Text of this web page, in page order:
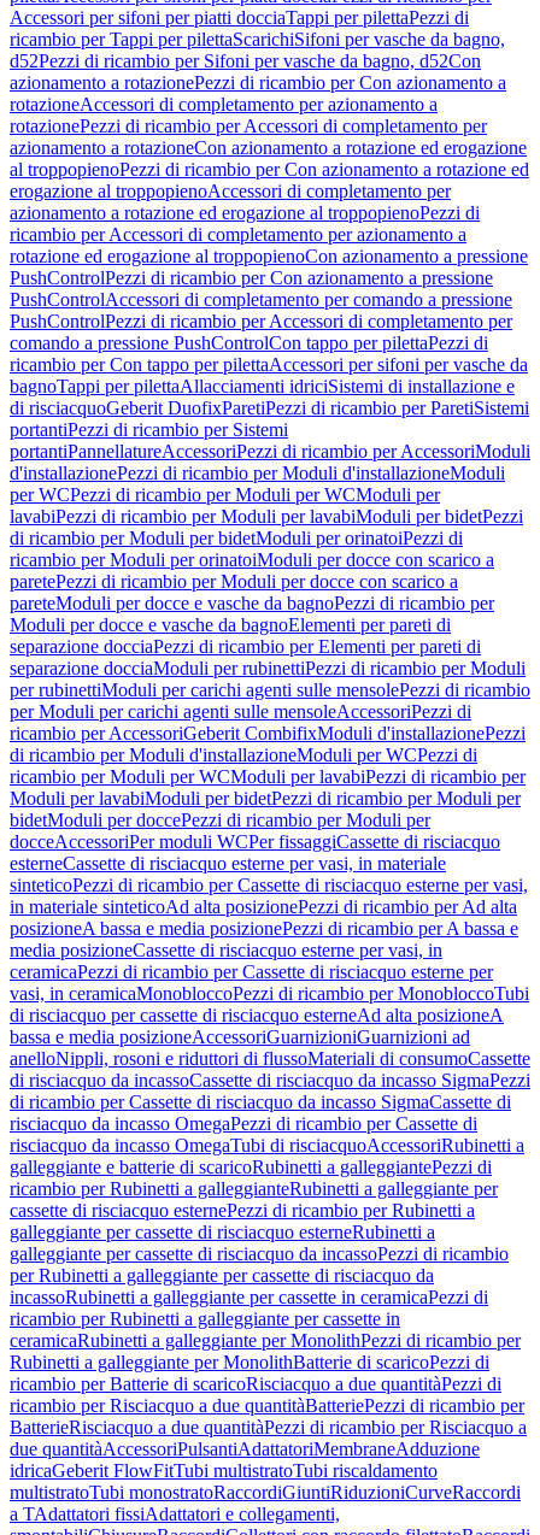
Accessori per sifoni per piatti docciaTappi per pilettaPezzi di
ricambio per Tappi per pilettaScarichiSifoni per vasche da bagno,
d52Pezzi di ricambio per Sifoni per vasche da bagno, d52Con
azionamento a rotazionePezzi di ricambio per Con azionamento a
rotazioneAccessori di completamento per azionamento a
rotazionePezzi di ricambio per Accessori di completamento per
azionamento a rotazioneCon azionamento a rotazione ed erogazione
al troppopienoPezzi di ricambio per Con azionamento a rotazione ed
erogazione al troppopienoAccessori di completamento per
azionamento a rotazione ed erogazione al troppopienoPezzi di
ricambio per Accessori di completamento per azionamento a
rotazione ed erogazione al troppopienoCon azionamento a pressione
PushControlPezzi di ricambio per Con azionamento a pressione
PushControlAccessori di completamento per comando a pressione
PushControlPezzi di ricambio per Accessori di completamento per
comando a pressione PushControlCon tappo per pilettaPezzi di
ricambio per Con tappo per pilettaAccessori per sifoni per vasche da
bagnoTappi per pilettaAllacciamenti idriciSistemi di installazione e
di risciacquoGeberit DuofixParetiPezzi di ricambio per ParetiSistemi
portantiPezzi di ricambio per Sistemi
portantiPannellatureAccessoriPezzi di ricambio per AccessoriModuli
d'installazionePezzi di ricambio per Moduli d'installazioneModuli
per WCPezzi di ricambio per Moduli per WCModuli per
lavabiPezzi di ricambio per Moduli per lavabiModuli per bidetPezzi
di ricambio per Moduli per bidetModuli per orinatoiPezzi di
ricambio per Moduli per orinatoiModuli per docce con scarico a
paretePezzi di ricambio per Moduli per docce con scarico a
pareteModuli per docce e vasche da bagnoPezzi di ricambio per
Moduli per docce e vasche da bagnoElementi per pareti di
separazione docciaPezzi di ricambio per Elementi per pareti di
separazione docciaModuli per rubinettiPezzi di ricambio per Moduli
per rubinettiModuli per carichi agenti sulle mensolePezzi di ricambio
per Moduli per carichi agenti sulle mensoleAccessoriPezzi di
ricambio per AccessoriGeberit CombifixModuli d'installazionePezzi
di ricambio per Moduli d'installazioneModuli per WCPezzi di
ricambio per Moduli per WCModuli per lavabiPezzi di ricambio per
Moduli per lavabiModuli per bidetPezzi di ricambio per Moduli per
bidetModuli per doccePezzi di ricambio per Moduli per
docceAccessoriPer moduli WCPer fissaggiCassette di risciacquo
esterneCassette di risciacquo esterne per vasi, in materiale
sinteticoPezzi di ricambio per Cassette di risciacquo esterne per vasi,
in materiale sinteticoAd alta posizionePezzi di ricambio per Ad alta
posizioneA bassa e media posizionePezzi di ricambio per A bassa e
media posizioneCassette di risciacquo esterne per vasi, in
ceramicaPezzi di ricambio per Cassette di risciacquo esterne per
vasi, in ceramicaMonobloccoPezzi di ricambio per MonobloccoTubi
di risciacquo per cassette di risciacquo esterneAd alta posizioneA
bassa e media posizioneAccessoriGuarnizioniGuarnizioni ad
anelloNippli, rosoni e riduttori di flussoMateriali di consumoCassette
di risciacquo da incassoCassette di risciacquo da incasso SigmaPezzi
di ricambio per Cassette di risciacquo da incasso SigmaCassette di
risciacquo da incasso OmegaPezzi di ricambio per Cassette di
risciacquo da incasso OmegaTubi di risciacquoAccessoriRubinetti a
galleggiante e batterie di scaricoRubinetti a galleggiantePezzi di
ricambio per Rubinetti a galleggianteRubinetti a galleggiante per
cassette di risciacquo esternePezzi di ricambio per Rubinetti a
galleggiante per cassette di risciacquo esterneRubinetti a
galleggiante per cassette di risciacquo da incassoPezzi di ricambio
per Rubinetti a galleggiante per cassette di risciacquo da
incassoRubinetti a galleggiante per cassette in ceramicaPezzi di
ricambio per Rubinetti a galleggiante per cassette in
ceramicaRubinetti a galleggiante per MonolithPezzi di ricambio per
Rubinetti a galleggiante per MonolithBatterie di scaricoPezzi di
ricambio per Batterie di scaricoRisciacquo a due quantitàPezzi di
ricambio per Risciacquo a due quantitàBatteriePezzi di ricambio per
BatterieRisciacquo a due quantitàPezzi di ricambio per Risciacquo a
due quantitàAccessoriPulsantiAdattatoriMembraneAdduzione
idricaGeberit FlowFitTubi multistratoTubi riscaldamento
multistratoTubi monostratoRaccordiGiuntiRiduzioniCurveRaccordi
a TAdattatori fissiAdattatori e collegamenti,